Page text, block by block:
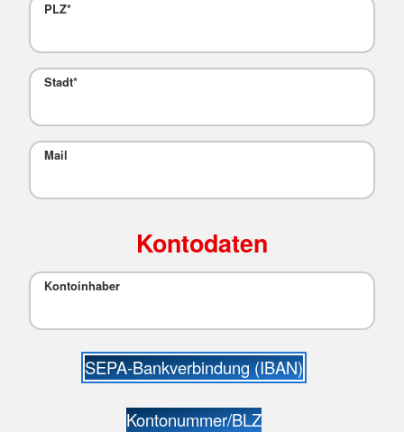
PLZ*
Stadt*
Mail
Kontodaten
Kontoinhaber
SEPA-Bankverbindung (IBAN)
Kontonummer/BLZ